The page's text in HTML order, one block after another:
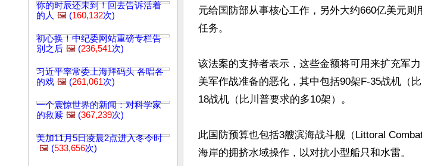
你的时辰还未到！回去告诉活着
的人 🖼️ (160,132次)
初心换！中纪委网站重磅专栏告
别之后 🖼️ (236,541次)
习近平率常委上海拜码头 各唱各
的戏 🖼️ (261,061次)
一个震惊世界的新闻：对科学家
的救赎 🖼️ (367,239次)
美加11月5日凌晨2点进入冬令时
🖼️ (533,656次)
元给国防部从事核心工作，另外大约660亿美元
任务。
该法案的支持者表示，这些金额将可用来扩充军
美军作战准备的恶化，其中包括90架F-35战机（
18战机（比川普要求的多10架）。
此国防预算也包括3艘滨海战斗舰（Littoral
海岸的拥挤水域操作，以对抗小型船只和水雷。